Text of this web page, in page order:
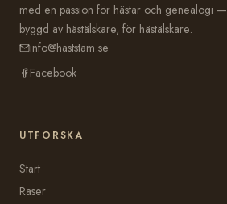
med en passion för hästar och genealogi —
byggd av hästälskare, för hästälskare.
info@haststam.se
Facebook
UTFORSKA
Start
Raser